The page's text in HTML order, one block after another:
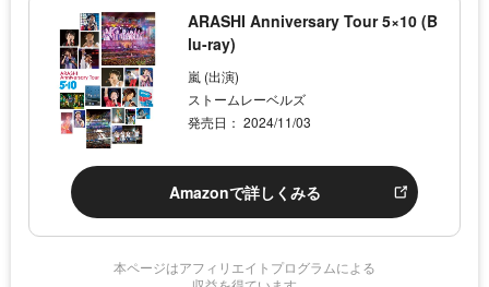
ARASHI Anniversary Tour 5×10 (B
lu-ray)
嵐 (出演)
ストームレーベルズ
発売日： 2024/11/03
Amazonで詳しくみる
本ページはアフィリエイトプログラムによる